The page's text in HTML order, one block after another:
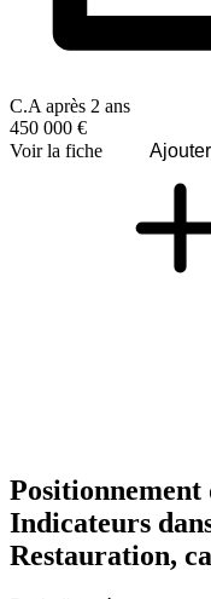
C.A après 2 ans
450 000 €
Voir la fiche
Ajouter
Positionnement
Indicateurs
Restauration,